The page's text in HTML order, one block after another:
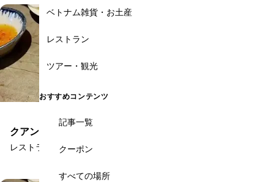
ベトナム雑貨・お土産
レストラン
ツアー・観光
おすすめコンテンツ
記事一覧
クーポン
すべての場所
クアン・ブイ・ガーデン
レストラン